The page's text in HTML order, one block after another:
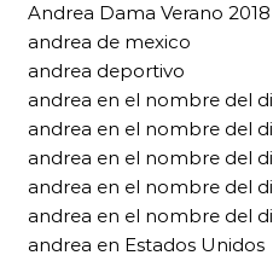
Andrea Dama Verano 2018
andrea de mexico
andrea deportivo
andrea en el nombre del
andrea en el nombre del
andrea en el nombre del
andrea en el nombre del
andrea en el nombre del
andrea en Estados Unidos